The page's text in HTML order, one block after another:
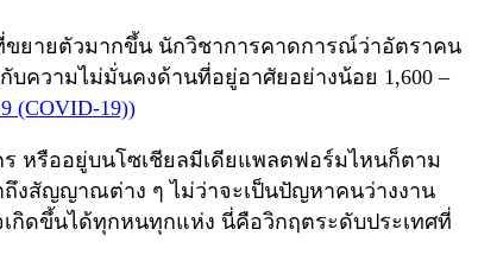
ขยายตัวมากขึ้น นักวิชาการคาดการณ์ว่าอัตราคน
บความไม่มั่นคงด้านที่อยู่อาศัยอย่างน้อย 1,600 –
(COVID-19))
หรืออยู่บนโซเชียลมีเดียแพลตฟอร์มไหนก็ตาม
ถึงสัญญาณต่าง ๆ ไม่ว่าจะเป็นปัญหาคนว่างงาน
กิดขึ้นได้ทุกหนทุกแห่ง นี่คือวิกฤตระดับประเทศที่